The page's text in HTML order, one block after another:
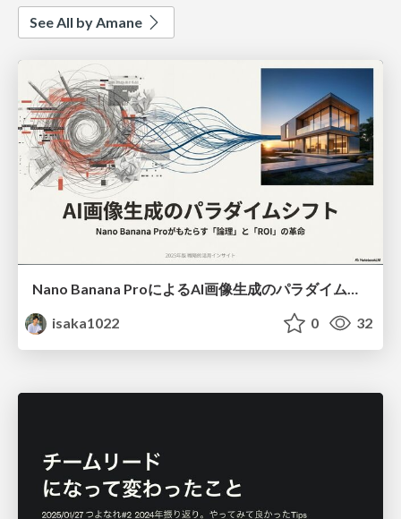
See All by Amane
Nano Banana ProによるAI画像生成のパラダイムシフト
isaka1022
0 32